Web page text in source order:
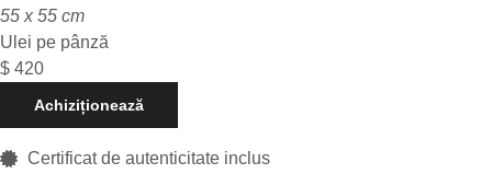
55 x 55 cm
Ulei pe pânză
$ 420
Achiziționează
Certificat de autenticitate inclus